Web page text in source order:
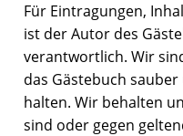
Für Eintragungen,
ist der Autor des
verantwortlich. Wir
das Gästebuch
halten. Wir behalten
sind oder gegen